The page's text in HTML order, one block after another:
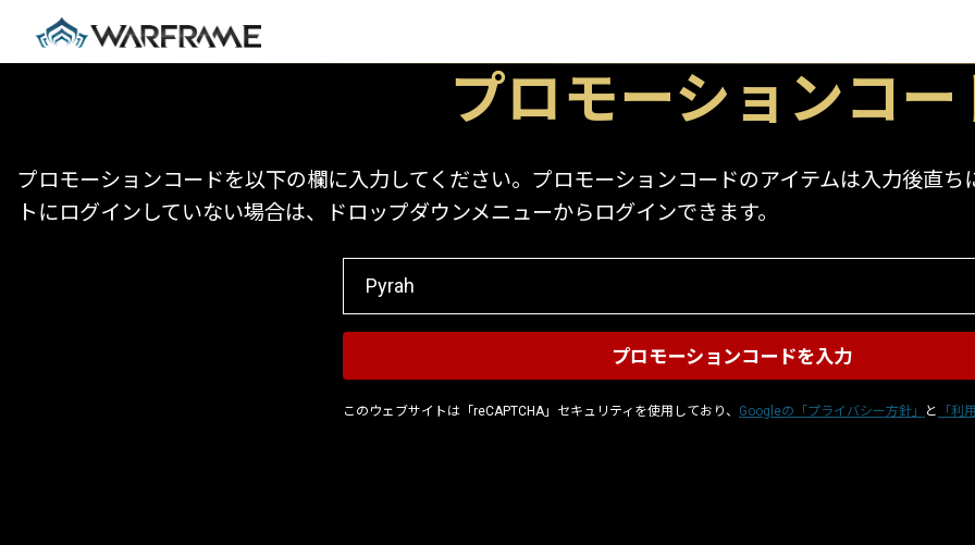
プロモーションコー
プロモーションコードを以下の欄に入力してください。プロモーションコードのアイテムは入力後直
トにログインしていない場合は、ドロップダウンメニューからログインできます。
このウェブサイトは「reCAPTCHA」セキュリティを使用しており、 Googleの「プライバシー方針」 と 「利